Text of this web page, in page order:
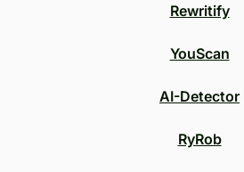
Rewritify
YouScan
AI-Detector
RyRob